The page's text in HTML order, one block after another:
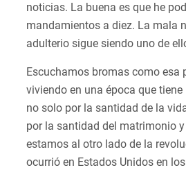
noticias. La buena es que he
mandamientos a diez. La mala
adulterio sigue siendo uno de
Escuchamos bromas como esa
viviendo en una época que
no solo por la santidad de la
por la santidad del matrimonio
estamos al otro lado de la
ocurrió en Estados Unidos en